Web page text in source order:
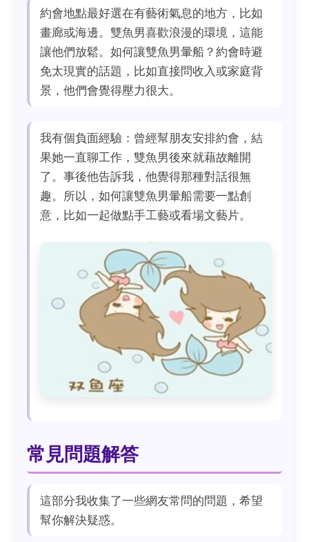
約會地點最好選在有藝術氣息的地方，比如
畫廊或海邊。雙魚男喜歡浪漫的環境，這能
讓他們放鬆。如何讓雙魚男暈船？約會時避
免太現實的話題，比如直接問收入或家庭背
景，他們會覺得壓力很大。
我有個負面經驗：曾經幫朋友安排約會，結
果她一直聊工作，雙魚男後來就藉故離開
了。事後他告訴我，他覺得那種對話很無
趣。所以，如何讓雙魚男暈船需要一點創
意，比如一起做點手工藝或看場文藝片。
常見問題解答
這部分我收集了一些網友常問的問題，希望
幫你解決疑惑。